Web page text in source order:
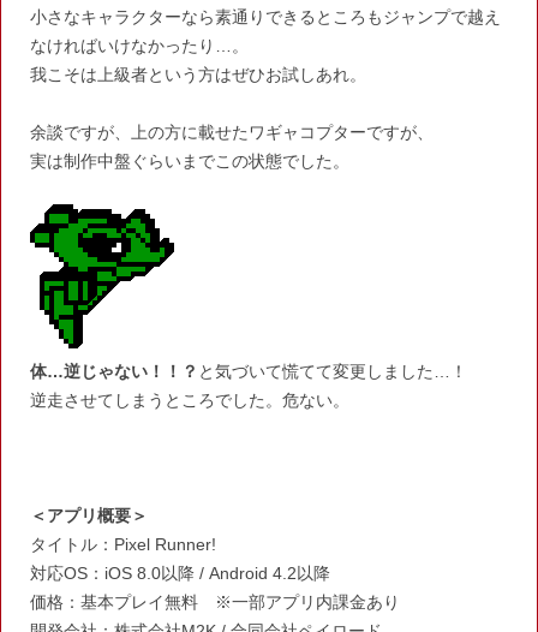
小さなキャラクターなら素通りできるところもジャンプで越え
なければいけなかったり…。
我こそは上級者という方はぜひお試しあれ。
余談ですが、上の方に載せたワギャコプターですが、
実は制作中盤ぐらいまでこの状態でした。
体…逆じゃない！！？ と気づいて慌てて変更しました…！
逆走させてしまうところでした。危ない。
＜アプリ概要＞
タイトル：Pixel Runner!
対応OS：iOS 8.0以降 / Android 4.2以降
価格：基本プレイ無料 ※一部アプリ内課金あり